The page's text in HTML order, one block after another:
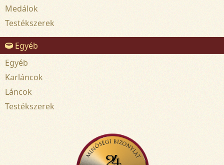
Medálok
Testékszerek
Egyéb
Egyéb
Karláncok
Láncok
Testékszerek